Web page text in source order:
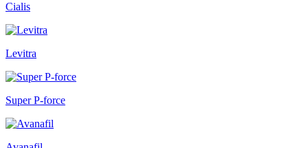
Cialis
Levitra
Super P-force